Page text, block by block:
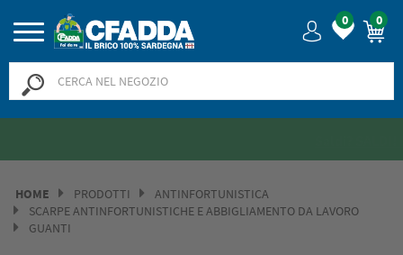
0 0
HOME PRODOTTI
ANTINFORTUNISTICA
SCARPE ANTINFORTUNISTICHE E ABBIGLIAMENTO DA LAVORO
GUANTI